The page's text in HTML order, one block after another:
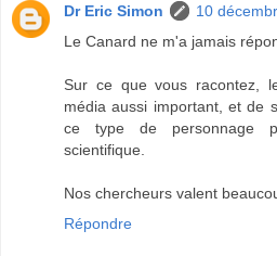
Dr Eric Simon
10
Le Canard ne m'a jamais
Sur ce que vous racontez,
média aussi important, et de
ce type de personnage
scientifique.
Nos chercheurs valent
Répondre